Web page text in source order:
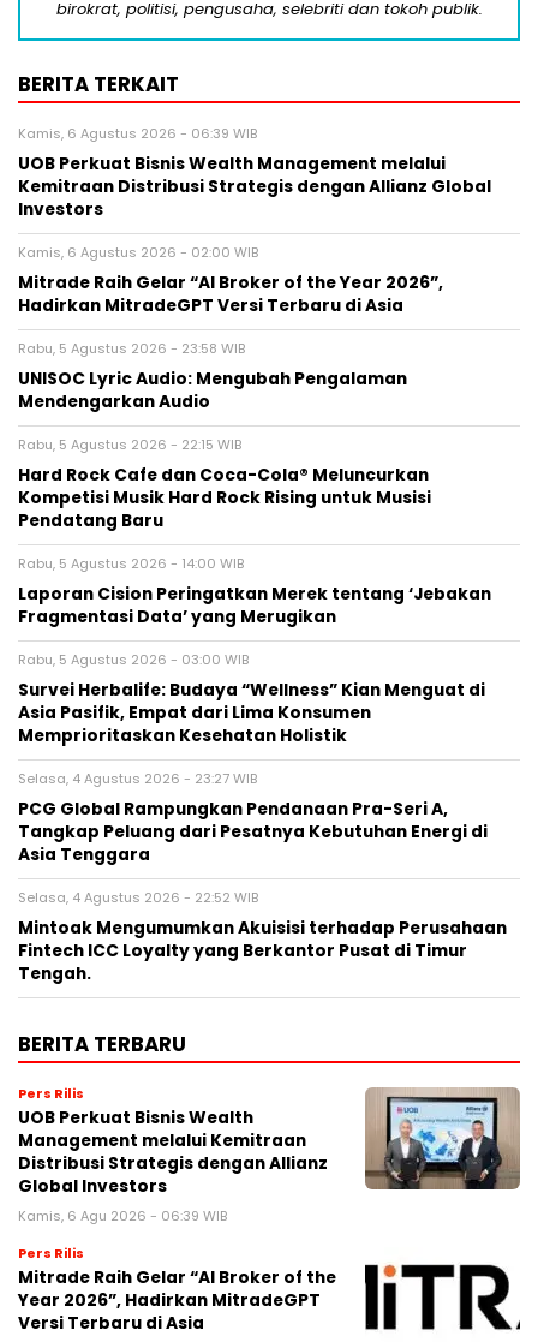
birokrat, politisi, pengusaha, selebriti dan tokoh publik.
BERITA TERKAIT
Kamis, 6 Agustus 2026 - 06:39 WIB
UOB Perkuat Bisnis Wealth Management melalui
Kemitraan Distribusi Strategis dengan Allianz Global
Investors
Kamis, 6 Agustus 2026 - 02:00 WIB
Mitrade Raih Gelar “AI Broker of the Year 2026”,
Hadirkan MitradeGPT Versi Terbaru di Asia
Rabu, 5 Agustus 2026 - 23:58 WIB
UNISOC Lyric Audio: Mengubah Pengalaman
Mendengarkan Audio
Rabu, 5 Agustus 2026 - 22:15 WIB
Hard Rock Cafe dan Coca-Cola® Meluncurkan
Kompetisi Musik Hard Rock Rising untuk Musisi
Pendatang Baru
Rabu, 5 Agustus 2026 - 14:00 WIB
Laporan Cision Peringatkan Merek tentang ‘Jebakan
Fragmentasi Data’ yang Merugikan
Rabu, 5 Agustus 2026 - 03:00 WIB
Survei Herbalife: Budaya “Wellness” Kian Menguat di
Asia Pasifik, Empat dari Lima Konsumen
Memprioritaskan Kesehatan Holistik
Selasa, 4 Agustus 2026 - 23:27 WIB
PCG Global Rampungkan Pendanaan Pra-Seri A,
Tangkap Peluang dari Pesatnya Kebutuhan Energi di
Asia Tenggara
Selasa, 4 Agustus 2026 - 22:52 WIB
Mintoak Mengumumkan Akuisisi terhadap Perusahaan
Fintech ICC Loyalty yang Berkantor Pusat di Timur
Tengah.
BERITA TERBARU
Pers Rilis
UOB Perkuat Bisnis Wealth
Management melalui Kemitraan
Distribusi Strategis dengan Allianz
Global Investors
Kamis, 6 Agu 2026 - 06:39 WIB
Pers Rilis
Mitrade Raih Gelar “AI Broker of the
Year 2026”, Hadirkan MitradeGPT
Versi Terbaru di Asia